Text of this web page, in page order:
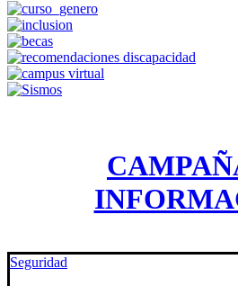
Seguridad